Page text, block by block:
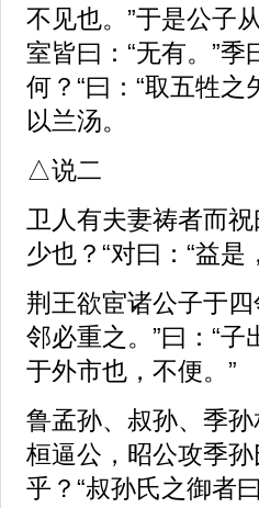
不见也。”于是公子
室皆曰：“无有。”季
何？“曰：“取五牲之
以兰汤。
△说二
卫人有夫妻祷者而
少也？“对曰：“益是
荆王欲宦诸公子于四
邻必重之。”曰：“
于外市也，不便。”
鲁孟孙、叔孙、季
桓逼公，昭公攻季
乎？“叔孙氏之御者